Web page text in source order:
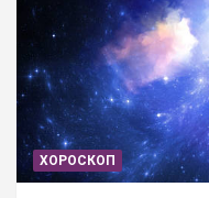
ХОРОСКОП